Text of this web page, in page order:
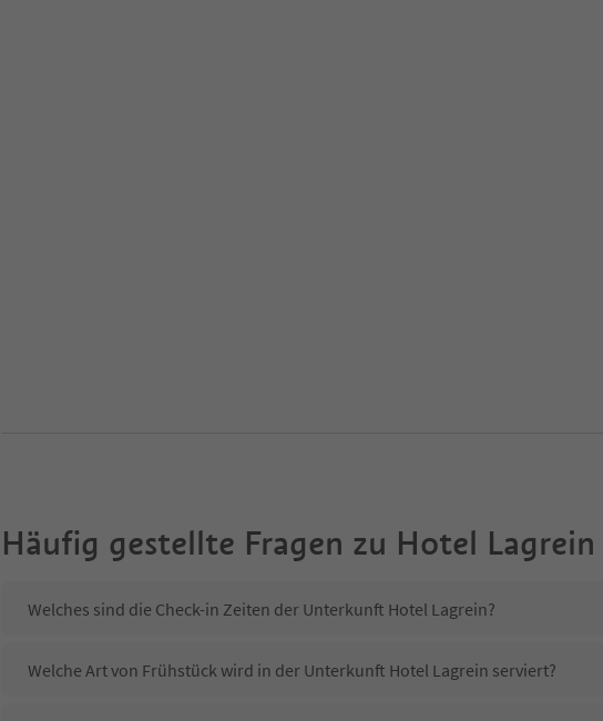
Häufig gestellte Fragen zu Hotel Lagrein
Welches sind die Check-in Zeiten der Unterkunft Hotel Lagrein?
Welche Art von Frühstück wird in der Unterkunft Hotel Lagrein serviert?